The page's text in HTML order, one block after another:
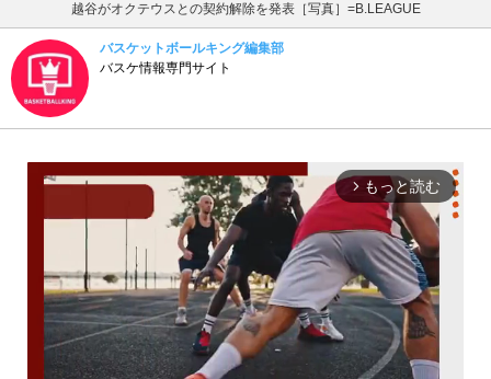
越谷がオクテウスとの契約解除を発表［写真］=B.LEAGUE
バスケットボールキング編集部
バスケ情報専門サイト
arrow_forward_ios もっと読む